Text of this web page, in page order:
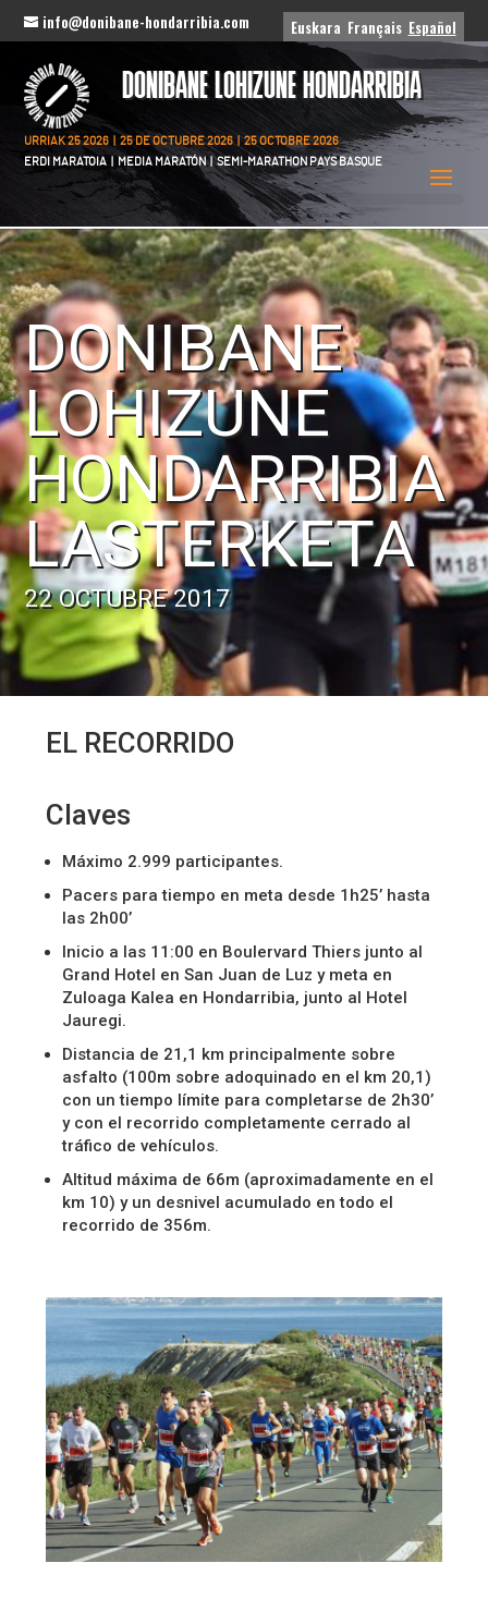
info@donibane-hondarribia.com Euskara Français Español
DONIBANE LOHIZUNE HONDARRIBIA
URRIAK 25 2026 | 25 DE OCTUBRE 2026 | 25 OCTOBRE 2026
ERDI MARATOIA | MEDIA MARATÓN | SEMI-MARATHON PAYS BASQUE
DONIBANE
LOHIZUNE
HONDARRIBIA
LASTERKETA
22 OCTUBRE 2017
EL RECORRIDO
Claves
Máximo 2.999 participantes.
Pacers para tiempo en meta desde 1h25’ hasta
las 2h00’
Inicio a las 11:00 en Boulervard Thiers junto al
Grand Hotel en San Juan de Luz y meta en
Zuloaga Kalea en Hondarribia, junto al Hotel
Jauregi.
Distancia de 21,1 km principalmente sobre
asfalto (100m sobre adoquinado en el km 20,1)
con un tiempo límite para completarse de 2h30’
y con el recorrido completamente cerrado al
tráfico de vehículos.
Altitud máxima de 66m (aproximadamente en el
km 10) y un desnivel acumulado en todo el
recorrido de 356m.